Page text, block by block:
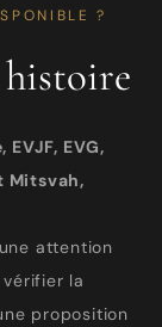
?
EVG,
Mitsvah,
attention
la
proposition